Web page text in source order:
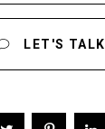
LET'S TALK